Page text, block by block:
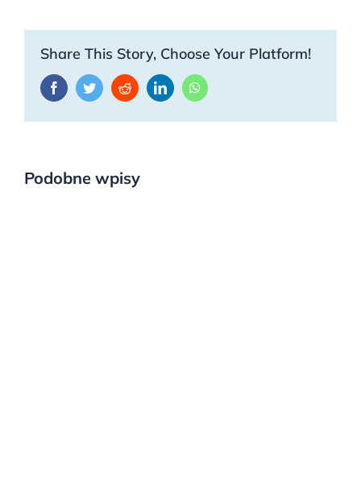
Share This Story, Choose Your Platform!
FacebookTwitterRedditLinkedInWhatsApp
Podobne wpisy